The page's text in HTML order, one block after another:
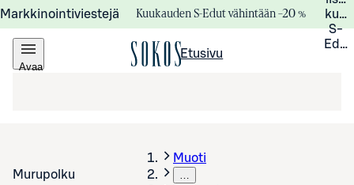
Markkinointiviestejä Kuukauden S-Edut vähintään –20 %
S-
Avaa
Etusivu
Murupolku
Muoti
…